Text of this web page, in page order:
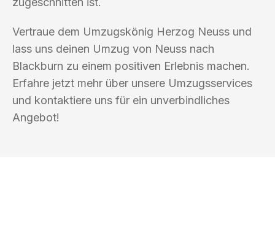
Vertraue dem Umzugskönig Herzog Neuss und
lass uns deinen Umzug von Neuss nach
Blackburn zu einem positiven Erlebnis machen.
Erfahre jetzt mehr über unsere Umzugsservices
und kontaktiere uns für ein unverbindliches
Angebot!